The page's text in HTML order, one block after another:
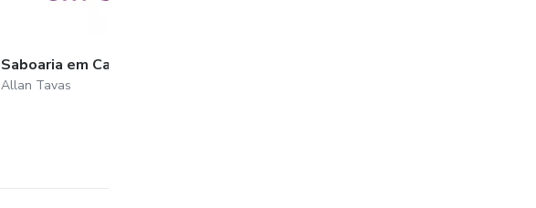
Saboaria em Casa
Allan Tavas